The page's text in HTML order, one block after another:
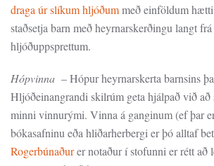
draga úr slíkum hljóðummeð einföldum
staðsetja barn með heyrnarskerðingu langt
hljóðuppsprettum.
Hópvinna – Hópur heyrnarskerta barnsins
Hljóðeinangrandi skilrúm geta hjálpað við
minni vinnurými. Vinna á ganginum (ef þar
bókasafninu eða hliðarherbergi er þó alltaf
Rogerbúnaðurer notaður í stofunni er rétt að